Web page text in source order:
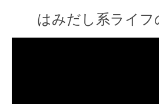
はみだし系ライフ